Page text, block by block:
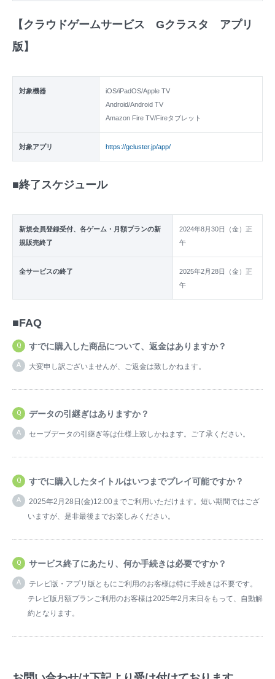
【クラウドゲームサービス Gクラスタ アプリ
版】
対象機器
iOS/iPadOS/Apple TV
Android/Android TV
Amazon Fire TV/Fireタブレット
対象アプリ https://gcluster.jp/app/
■終了スケジュール
新規会員登録受付、各ゲーム・月額プランの新
規販売終了
2024年8月30日（金）正
午
全サービスの終了
2025年2月28日（金）正
午
■FAQ
すでに購入した商品について、返金はありますか？
大変申し訳ございませんが、ご返金は致しかねます。
データの引継ぎはありますか？
セーブデータの引継ぎ等は仕様上致しかねます。ご了承ください。
すでに購入したタイトルはいつまでプレイ可能ですか？
2025年2月28日(金)12:00までご利用いただけます。短い期間ではござ
いますが、是非最後までお楽しみください。
サービス終了にあたり、何か手続きは必要ですか？
テレビ版・アプリ版ともにご利用のお客様は特に手続きは不要です。
テレビ版月額プランご利用のお客様は2025年2月末日をもって、自動解
約となります。